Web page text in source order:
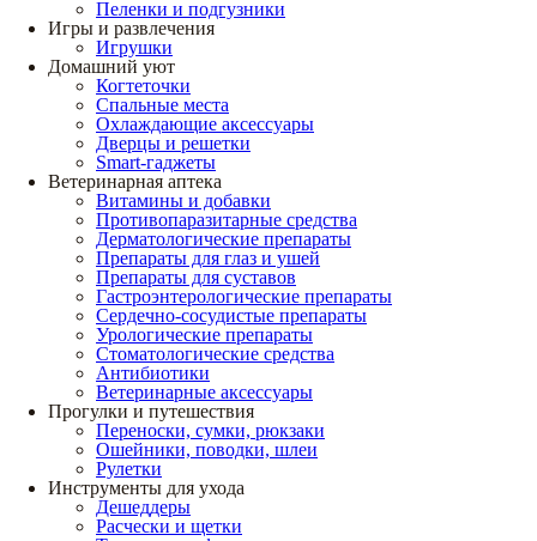
Пеленки и подгузники
Игры и развлечения
Игрушки
Домашний уют
Когтеточки
Спальные места
Охлаждающие аксессуары
Дверцы и решетки
Smart-гаджеты
Ветеринарная аптека
Витамины и добавки
Противопаразитарные средства
Дерматологические препараты
Препараты для глаз и ушей
Препараты для суставов
Гастроэнтерологические препараты
Сердечно-сосудистые препараты
Урологические препараты
Стоматологические средства
Антибиотики
Ветеринарные аксессуары
Прогулки и путешествия
Переноски, сумки, рюкзаки
Ошейники, поводки, шлеи
Рулетки
Инструменты для ухода
Дешеддеры
Расчески и щетки